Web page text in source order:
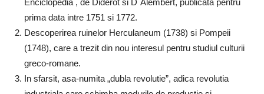
prima data intre 1751 si 1772.
Descoperirea ruinelor Herculaneum (1738) si Pompeii
(1748), care a trezit din nou interesul pentru studiul culturii
greco-romane.
In sfarsit, asa-numita „dubla revolutie”, adica revolutia